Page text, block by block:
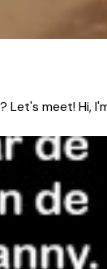
meet! Hi,